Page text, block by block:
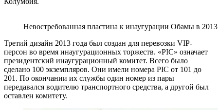
Невостребованная пластина к инаугурации Обамы в
Третий дизайн 2013 года был создан для перевозки VIP-
персон во время инаугурационных торжеств. «PIC» означает
президентский инаугурационный комитет. Всего было
сделано 100 экземпляров. Они имели номера PIC от 101 до
201. По окончании их службы один номер из пары
передавался водителю транспортного средства, а другой был
оставлен комитету.